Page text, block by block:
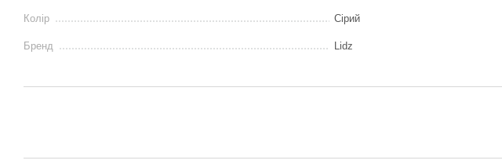
Колір Сірий
Бренд Lidz